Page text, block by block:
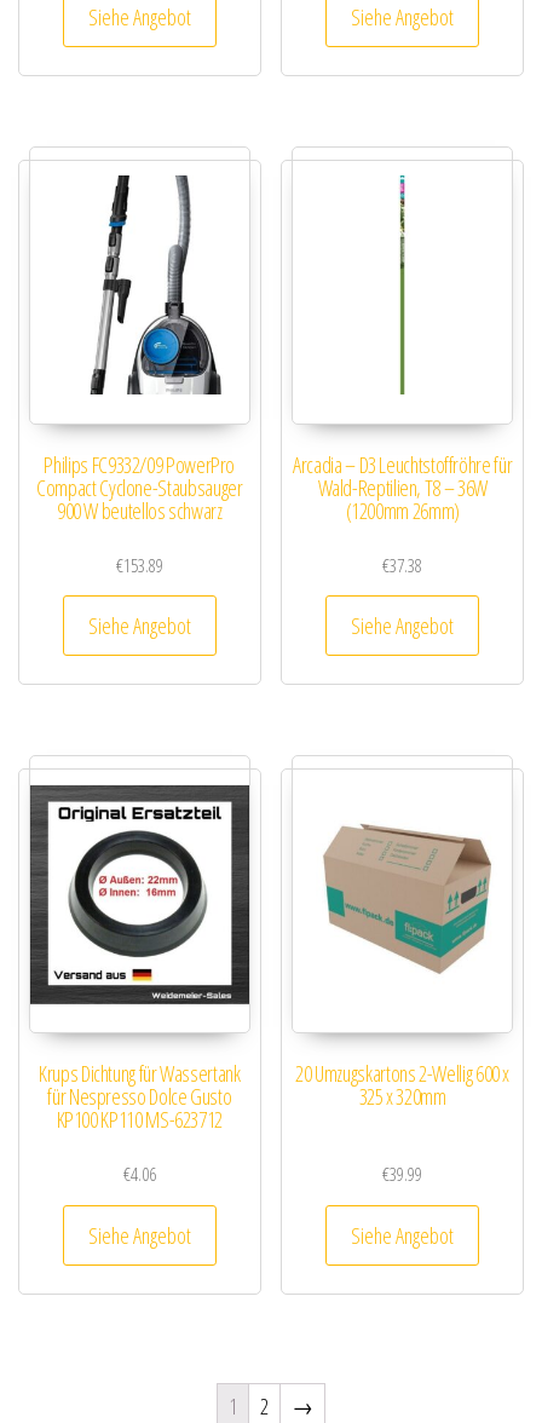
Siehe Angebot Siehe Angebot
Philips FC9332/09 PowerPro
Compact Cyclone-Staubsauger
900 W beutellos schwarz
€153.89
Siehe Angebot
Arcadia – D3 Leuchtstoffröhre für
Wald-Reptilien, T8 – 36W
(1200mm 26mm)
€37.38
Siehe Angebot
Krups Dichtung für Wassertank
für Nespresso Dolce Gusto
KP100 KP110 MS-623712
€4.06
Siehe Angebot
20 Umzugskartons 2-Wellig 600 x
325 x 320mm
€39.99
Siehe Angebot
1 2 →